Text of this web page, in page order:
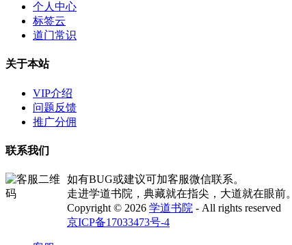
个人中心
标签云
道门常识
关于本站
VIP介绍
问题反馈
推广分佣
联系我们
如有BUG或建议可加客服微信联系。
走进学道书院，典藏就在指尖，大道就在眼前。
Copyright © 2026 学道书院 - All rights reserved
京ICP备17033473号-4